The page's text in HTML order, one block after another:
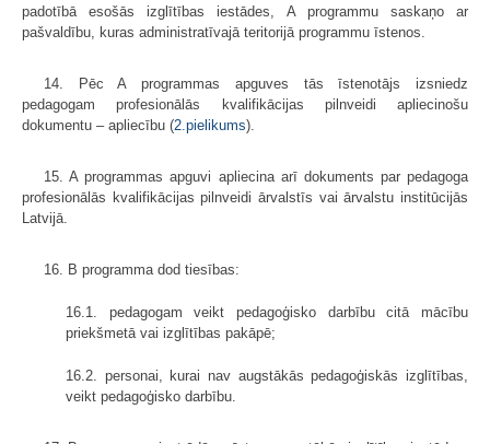
padotībā esošās izglītības iestādes, A programmu saskaņo ar
pašvaldību, kuras administratīvajā teritorijā programmu īstenos.
14. Pēc A programmas apguves tās īstenotājs izsniedz
pedagogam profesionālās kvalifikācijas pilnveidi apliecinošu
dokumentu – apliecību (2.pielikums).
15. A programmas apguvi apliecina arī dokuments par pedagoga
profesionālās kvalifikācijas pilnveidi ārvalstīs vai ārvalstu institūcijās
Latvijā.
16. B programma dod tiesības:
16.1. pedagogam veikt pedagoģisko darbību citā mācību
priekšmetā vai izglītības pakāpē;
16.2. personai, kurai nav augstākās pedagoģiskās izglītības,
veikt pedagoģisko darbību.